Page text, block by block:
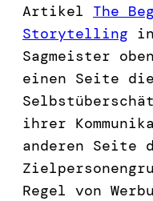
Artikel The
Storytelling
Sagmeister
einen Seite
ihrer
anderen Seite
Regel von